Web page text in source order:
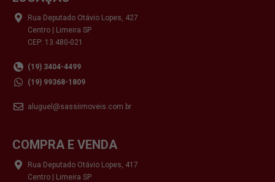
Rua Deputado Otávio Lopes, 427
Centro | Limeira SP
CEP: 13.480-021
(19) 3404-4499
(19) 99368-1809
aluguel@sassiimoveis.com.br
COMPRA E VENDA
Rua Deputado Otávio Lopes, 417
Centro | Limeira SP